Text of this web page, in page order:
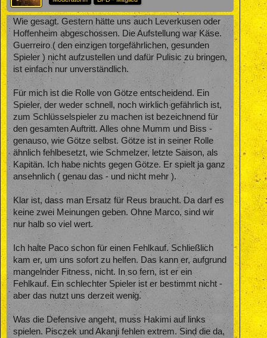
Wie gesagt. Gestern hätte uns auch Leverkusen oder
Hoffenheim abgeschossen. Die Aufstellung war Käse.
Guerreiro ( den einzigen torgefährlichen, gesunden
Spieler ) nicht aufzustellen und dafür Pulisic zu bringen,
ist einfach nur unverständlich.
Für mich ist die Rolle von Götze entscheidend. Ein
Spieler, der weder schnell, noch wirklich gefährlich ist,
zum Schlüsselspieler zu machen ist bezeichnend für
den gesamten Auftritt. Alles ohne Mumm und Biss -
genauso, wie Götze selbst. Götze ist in seiner Rolle
ähnlich fehlbesetzt, wie Schmelzer, letzte Saison, als
Kapitän. Ich habe nichts gegen Götze. Er spielt ja ganz
ansehnlich ( genau das - und nicht mehr ).
Klar ist, dass man Ersatz für Reus braucht. Da darf es
keine zwei Meinungen geben. Ohne Marco, sind wir
nur halb so viel wert.
Ich halte Paco schon für einen Fehlkauf. Schließlich
kam er, um uns sofort zu helfen. Das kann er, aufgrund
mangelnder Fitness, nicht. In so fern, ist er ein
Fehlkauf. Ein schlechter Spieler ist er bestimmt nicht -
aber das nutzt uns derzeit wenig.
Was die Defensive angeht, muss Hakimi auf links
spielen. Pisczek und Akanji fehlen extrem. Sind die da,